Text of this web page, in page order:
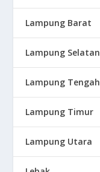
Lampung Barat
Lampung Selatan
Lampung Tengah
Lampung Timur
Lampung Utara